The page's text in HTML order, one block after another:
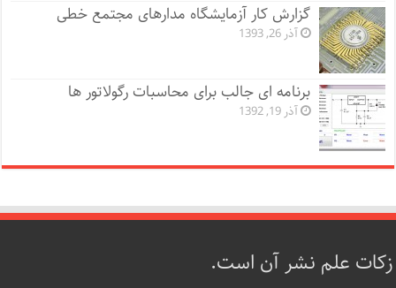
گزارش کار آزمایشگاه مدارهای مجتمع خطی
آذر 26, 1393
برنامه ای جالب برای محاسبات رگولاتور ها
آذر 19, 1392
زکات علم نشر آن است.